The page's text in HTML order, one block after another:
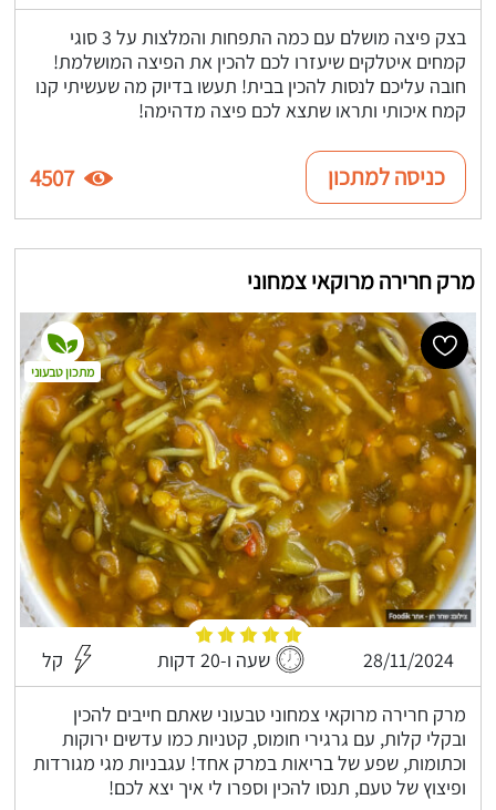
בצק פיצה מושלם עם כמה התפחות והמלצות על 3 סוגי
קמחים איטלקים שיעזרו לכם להכין את הפיצה המושלמת!
חובה עליכם לנסות להכין בבית! תעשו בדיוק מה שעשיתי קנו
קמח איכותי ותראו שתצא לכם פיצה מדהימה!
כניסה למתכון 4507
מרק חרירה מרוקאי צמחוני
28/11/2024 שעה ו-20 דקות קל
מרק חרירה מרוקאי צמחוני טבעוני שאתם חייבים להכין
ובקלי קלות, עם גרגירי חומוס, קטניות כמו עדשים ירוקות
וכתומות, שפע של בריאות במרק אחד! עגבניות מגי מגורדות
ופיצוץ של טעם, תנסו להכין וספרו לי איך יצא לכם!
מתכון טבעוני